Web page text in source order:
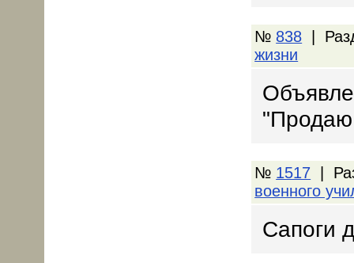
№ 838 |
жизни
№ 1517 |
военного
Сапоги